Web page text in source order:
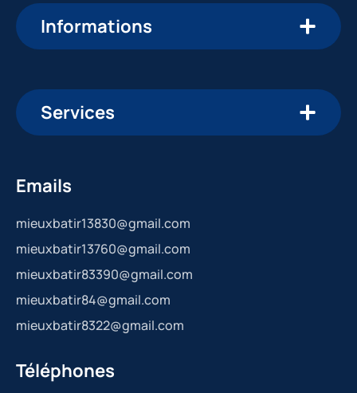
Informations
Services
Emails
mieuxbatir13830@gmail.com
mieuxbatir13760@gmail.com
mieuxbatir83390@gmail.com
mieuxbatir84@gmail.com
mieuxbatir8322@gmail.com
Téléphones